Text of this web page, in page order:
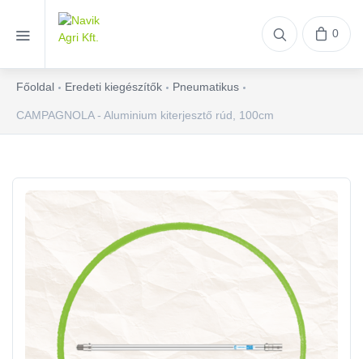
0
Főoldal Eredeti kiegészítők Pneumatikus
CAMPAGNOLA - Aluminium kiterjesztő rúd, 100cm